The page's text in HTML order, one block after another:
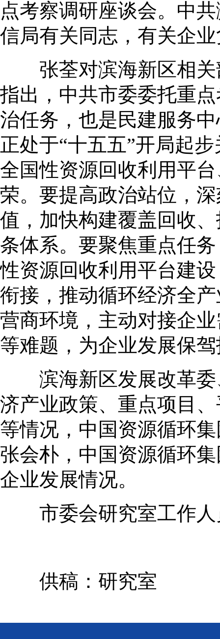
点考察调研座谈会。中
信局有关同志，有关企
张荃对滨海新区相关
指出，中共市委委托重
治任务，也是民建服务
正处于“十五五”开局起
全国性资源回收利用平
荣。要提高政治站位，
值，加快构建覆盖回收
条体系。要聚焦重点任
性资源回收利用平台建
衔接，推动循环经济全
营商环境，主动对接企
等难题，为企业发展保
滨海新区发展改革委
济产业政策、重点项目
等情况，中国资源循环
张会朴，中国资源循环
企业发展情况。
市委会研究室工作人
供稿：研究室